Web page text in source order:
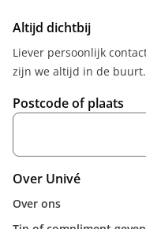
Altijd dichtbij
Liever persoonlijk
zijn we altijd in de buurt.
Postcode of plaats
Over Univé
Over ons